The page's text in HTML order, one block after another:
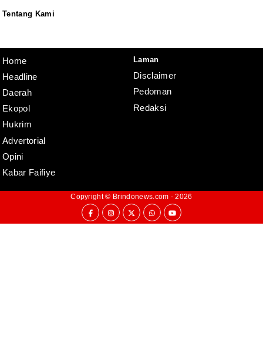
Tentang Kami
Home
Headline
Daerah
Ekopol
Hukrim
Advertorial
Opini
Kabar Faifiye
Laman
Disclaimer
Pedoman
Redaksi
Copyright © Brindonews.com - 2026